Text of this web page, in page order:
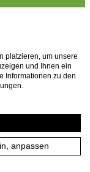
at Kloster Saarn
platzieren, um unsere
und Ihnen ein
Informationen zu den
anpassen